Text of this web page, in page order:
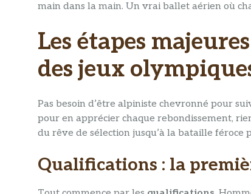
main dans la main. Un vrai ballet aérien où
Les étapes
des jeux
Pas besoin d’être alpiniste chevronné pour
pour en apprécier chaque rebondissement,
du rêve de sélection jusqu’à la bataille féroce
Qualifications : la